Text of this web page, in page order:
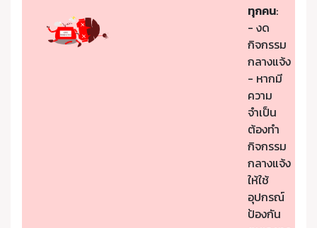
ทุกคน:
- งด
กิจกรรม
กลางแจ้ง
- หากมี
ความ
จำเป็น
ต้องทำ
กิจกรรม
กลางแจ้ง
ให้ใช้
อุปกรณ์
ป้องกัน